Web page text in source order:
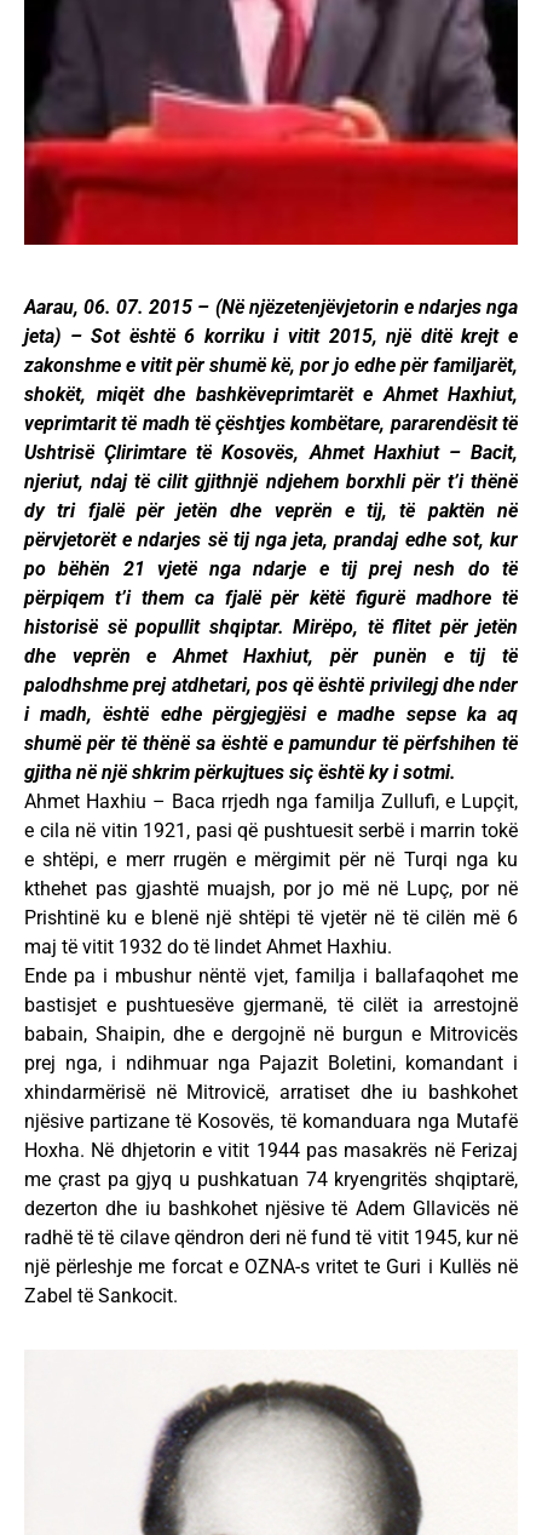
Aarau, 06. 07. 2015 – (Në njëzetenjëvjetorin e ndarjes nga
jeta) – Sot është 6 korriku i vitit 2015, një ditë krejt e
zakonshme e vitit për shumë kë, por jo edhe për familjarët,
shokët, miqët dhe bashkëveprimtarët e Ahmet Haxhiut,
veprimtarit të madh të çështjes kombëtare, pararendësit të
Ushtrisë Çlirimtare të Kosovës, Ahmet Haxhiut – Bacit,
njeriut, ndaj të cilit gjithnjë ndjehem borxhli për t’i thënë
dy tri fjalë për jetën dhe veprën e tij, të paktën në
përvjetorët e ndarjes së tij nga jeta, prandaj edhe sot, kur
po bëhën 21 vjetë nga ndarje e tij prej nesh do të
përpiqem t’i them ca fjalë për këtë figurë madhore të
historisë së popullit shqiptar. Mirëpo, të flitet për jetën
dhe veprën e Ahmet Haxhiut, për punën e tij të
palodhshme prej atdhetari, pos që është privilegj dhe nder
i madh, është edhe përgjegjësi e madhe sepse ka aq
shumë për të thënë sa është e pamundur të përfshihen të
gjitha në një shkrim përkujtues siç është ky i sotmi.
Ahmet Haxhiu – Baca rrjedh nga familja Zullufi, e Lupçit,
e cila në vitin 1921, pasi që pushtuesit serbë i marrin tokë
e shtëpi, e merr rrugën e mërgimit për në Turqi nga ku
kthehet pas gjashtë muajsh, por jo më në Lupç, por në
Prishtinë ku e blenë një shtëpi të vjetër në të cilën më 6
maj të vitit 1932 do të lindet Ahmet Haxhiu.
Ende pa i mbushur nëntë vjet, familja i ballafaqohet me
bastisjet e pushtuesëve gjermanë, të cilët ia arrestojnë
babain, Shaipin, dhe e dergojnë në burgun e Mitrovicës
prej nga, i ndihmuar nga Pajazit Boletini, komandant i
xhindarmërisë në Mitrovicë, arratiset dhe iu bashkohet
njësive partizane të Kosovës, të komanduara nga Mutafë
Hoxha. Në dhjetorin e vitit 1944 pas masakrës në Ferizaj
me çrast pa gjyq u pushkatuan 74 kryengritës shqiptarë,
dezerton dhe iu bashkohet njësive të Adem Gllavicës në
radhë të të cilave qëndron deri në fund të vitit 1945, kur në
një përleshje me forcat e OZNA-s vritet te Guri i Kullës në
Zabel të Sankocit.